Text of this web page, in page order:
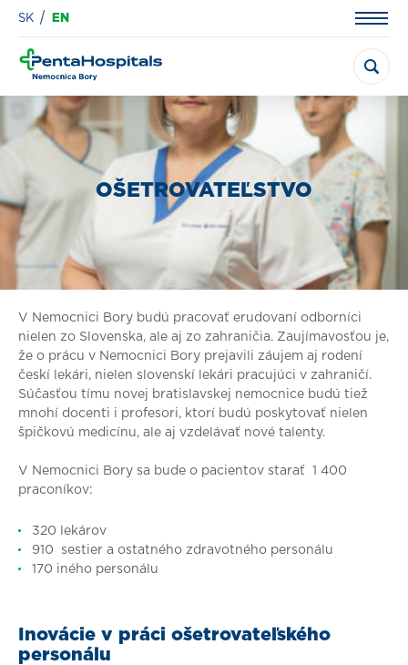
SK EN
OŠETROVATEĽSTVO
V Nemocnici Bory budú pracovať erudovaní odborníci
nielen zo Slovenska, ale aj zo zahraničia. Zaujímavosťou je,
že o prácu v Nemocnici Bory prejavili záujem aj rodení
českí lekári, nielen slovenskí lekári pracujúci v zahraničí.
Súčasťou tímu novej bratislavskej nemocnice budú tiež
mnohí docenti i profesori, ktorí budú poskytovať nielen
špičkovú medicínu, ale aj vzdelávať nové talenty.
V Nemocnici Bory sa bude o pacientov starať 1 400
praconíkov:
320 lekárov
910 sestier a ostatného zdravotného personálu
170 iného personálu
Inovácie v práci ošetrovateľského
personálu